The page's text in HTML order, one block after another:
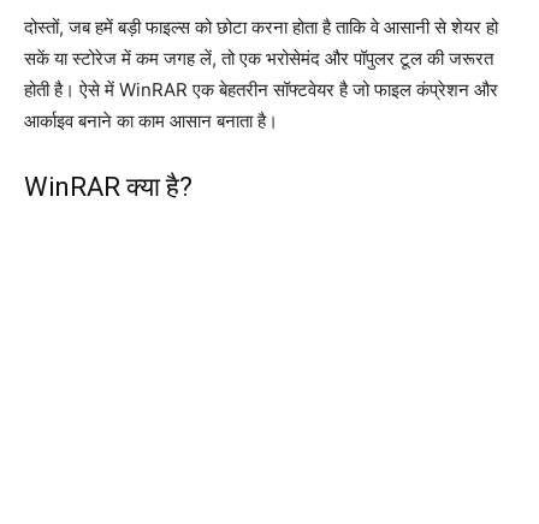
दोस्तों, जब हमें बड़ी फाइल्स को छोटा करना होता है ताकि वे आसानी से शेयर हो
सकें या स्टोरेज में कम जगह लें, तो एक भरोसेमंद और पॉपुलर टूल की जरूरत
होती है। ऐसे में WinRAR एक बेहतरीन सॉफ्टवेयर है जो फाइल कंप्रेशन और
आर्काइव बनाने का काम आसान बनाता है।
WinRAR क्या है?